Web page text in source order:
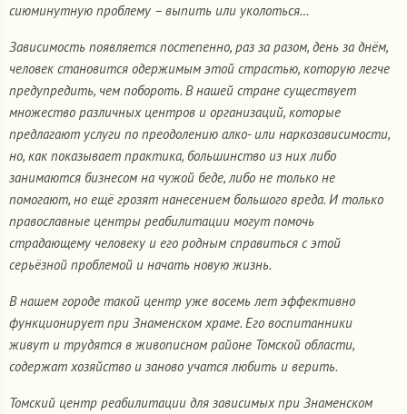
сиюминутную проблему – выпить или уколоться…
Зависимость появляется постепенно, раз за разом, день за днём,
человек становится одержимым этой страстью, которую легче
предупредить, чем побороть. В нашей стране существует
множество различных центров и организаций, которые
предлагают услуги по преодолению алко- или наркозависимости,
но, как показывает практика, большинство из них либо
занимаются бизнесом на чужой беде, либо не только не
помогают, но ещё грозят нанесением большого вреда. И только
православные центры реабилитации могут помочь
страдающему человеку и его родным справиться с этой
серьёзной проблемой и начать новую жизнь.
В нашем городе такой центр уже восемь лет эффективно
функционирует при Знаменском храме. Его воспитанники
живут и трудятся в живописном районе Томской области,
содержат хозяйство и заново учатся любить и верить.
Томский центр реабилитации для зависимых при Знаменском